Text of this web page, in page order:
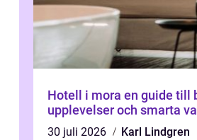
Hotell i mora en guide till boende,
upplevelser och smarta val
30 juli 2026
Karl Lindgren